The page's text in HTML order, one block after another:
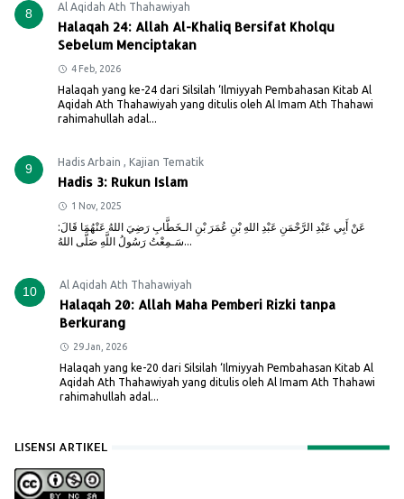
8 Al Aqidah Ath Thahawiyah
Halaqah 24: Allah Al-Khaliq Bersifat Kholqu
Sebelum Menciptakan
4 Feb, 2026
Halaqah yang ke-24 dari Silsilah ‘Ilmiyyah Pembahasan Kitab Al
Aqidah Ath Thahawiyah yang ditulis oleh Al Imam Ath Thahawi
rahimahullah adal...
9 Hadis Arbain , Kajian Tematik
Hadis 3: Rukun Islam
1 Nov, 2025
عَنْ أَبِي عَبْدِ الرَّحْمَنِ عَبْدِ اللهِ بْنِ عُمَرَ بْنِ الـخَطَّابِ رَضِيَ اللهُ عَنْهُمَا قَالَ:
سَـمِعْتُ رَسُولُ اللَّهِ صَلَّى اللهُ...
10 Al Aqidah Ath Thahawiyah
Halaqah 20: Allah Maha Pemberi Rizki tanpa
Berkurang
29 Jan, 2026
Halaqah yang ke-20 dari Silsilah ‘Ilmiyyah Pembahasan Kitab Al
Aqidah Ath Thahawiyah yang ditulis oleh Al Imam Ath Thahawi
rahimahullah adal...
LISENSI ARTIKEL